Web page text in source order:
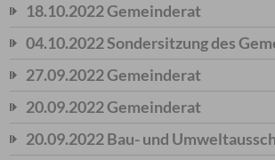
18.10.2022 Gemeinderat
04.10.2022 Sondersitzung des
27.09.2022 Gemeinderat
20.09.2022 Gemeinderat
20.09.2022 Bau- und